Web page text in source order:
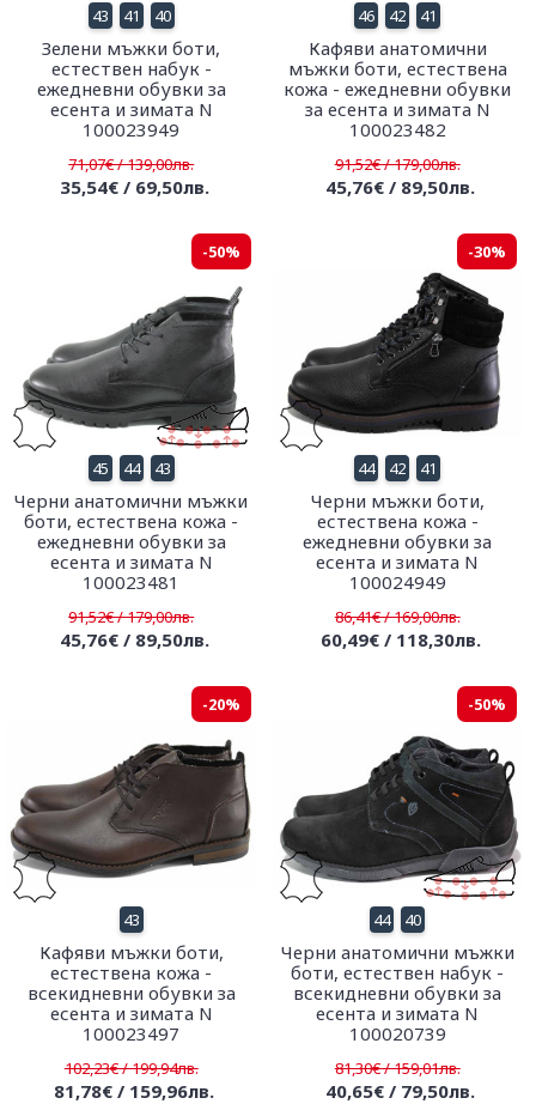
43 41 40
Зелени мъжки боти,
естествен набук -
ежедневни обувки за
есента и зимата N
100023949
71,07€ / 139,00лв.
35,54€ / 69,50лв.
46 42 41
Кафяви анатомични
мъжки боти, естествена
кожа - ежедневни обувки
за есента и зимата N
100023482
91,52€ / 179,00лв.
45,76€ / 89,50лв.
-50%
45 44 43
Черни анатомични мъжки
боти, естествена кожа -
ежедневни обувки за
есента и зимата N
100023481
91,52€ / 179,00лв.
45,76€ / 89,50лв.
-30%
44 42 41
Черни мъжки боти,
естествена кожа -
ежедневни обувки за
есента и зимата N
100024949
86,41€ / 169,00лв.
60,49€ / 118,30лв.
-20%
43
Кафяви мъжки боти,
естествена кожа -
всекидневни обувки за
есента и зимата N
100023497
102,23€ / 199,94лв.
81,78€ / 159,96лв.
-50%
44 40
Черни анатомични мъжки
боти, естествен набук -
всекидневни обувки за
есента и зимата N
100020739
81,30€ / 159,01лв.
40,65€ / 79,50лв.